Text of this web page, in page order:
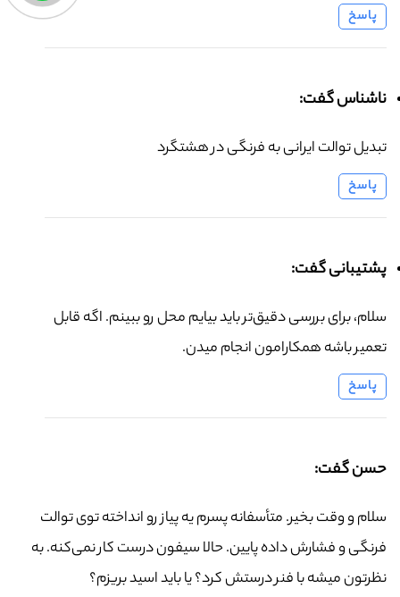
پاسخ
ناشناس گفت:
تبدیل توالت ایرانی به فرنگی در هشتگرد
پاسخ
پشتیبانی گفت:
سلام، برای بررسی دقیق‌تر باید بیایم محل رو ببینم. اگه قابل
تعمیر باشه همکارامون انجام میدن.
پاسخ
حسن گفت:
سلام و وقت بخیر. متأسفانه پسرم یه پیاز رو انداخته توی توالت
فرنگی و فشارش داده پایین. حالا سیفون درست کار نمی‌کنه. به
نظرتون میشه با فنر درستش کرد؟ یا باید اسید بریزم؟